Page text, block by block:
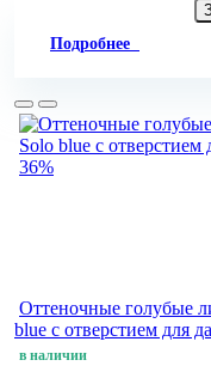
Подробнее
36%
Оттеночные голубые
blue с отверстием для
в наличии